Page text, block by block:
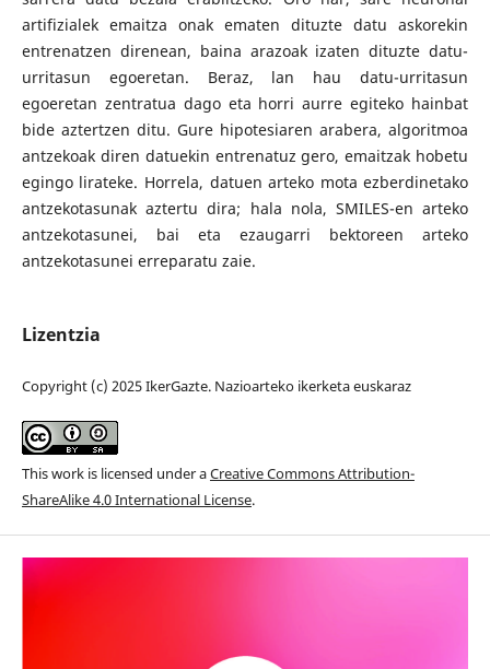
artifizialek emaitza onak ematen dituzte datu askorekin
entrenatzen direnean, baina arazoak izaten dituzte datu-
urritasun egoeretan. Beraz, lan hau datu-urritasun
egoeretan zentratua dago eta horri aurre egiteko hainbat
bide aztertzen ditu. Gure hipotesiaren arabera, algoritmoa
antzekoak diren datuekin entrenatuz gero, emaitzak hobetu
egingo lirateke. Horrela, datuen arteko mota ezberdinetako
antzekotasunak aztertu dira; hala nola, SMILES-en arteko
antzekotasunei, bai eta ezaugarri bektoreen arteko
antzekotasunei erreparatu zaie.
Lizentzia
Copyright (c) 2025 IkerGazte. Nazioarteko ikerketa euskaraz
This work is licensed under aCreative Commons Attribution-
ShareAlike 4.0 International License.